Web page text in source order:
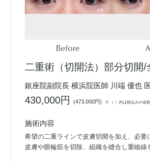
Before
二重術（切開法）部分切開/
銀座院副院長 横浜院医師 川端 優也
430,000円(473,000円) ※ （ ）内は税込みの金
施術内容
希望の二重ラインで皮膚切開を加え、必要
皮膚や眼輪筋を切除、組織を縫合し重瞼線